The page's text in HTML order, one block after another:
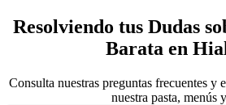
Resolviendo tus Dudas
Barata en
Consulta nuestras preguntas frecuentes y
nuestra pasta, menús